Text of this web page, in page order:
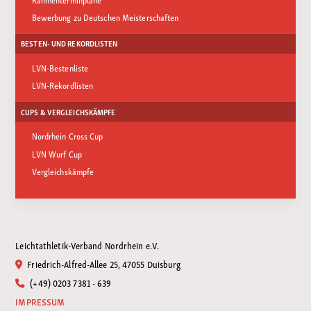
Bewerbung zu Deutschen Meisterschaften
BESTEN- UND REKORDLISTEN
LVN-Bestenliste
LVN-Rekordlisten
CUPS & VERGLEICHSKÄMPFE
Nordrhein Cross Cup
LVN Wurf Cup
Vergleichskämpfe
Leichtathletik-Verband Nordrhein e.V.
Friedrich-Alfred-Allee 25, 47055 Duisburg
(+49) 0203 7381 - 639
IMPRESSUM